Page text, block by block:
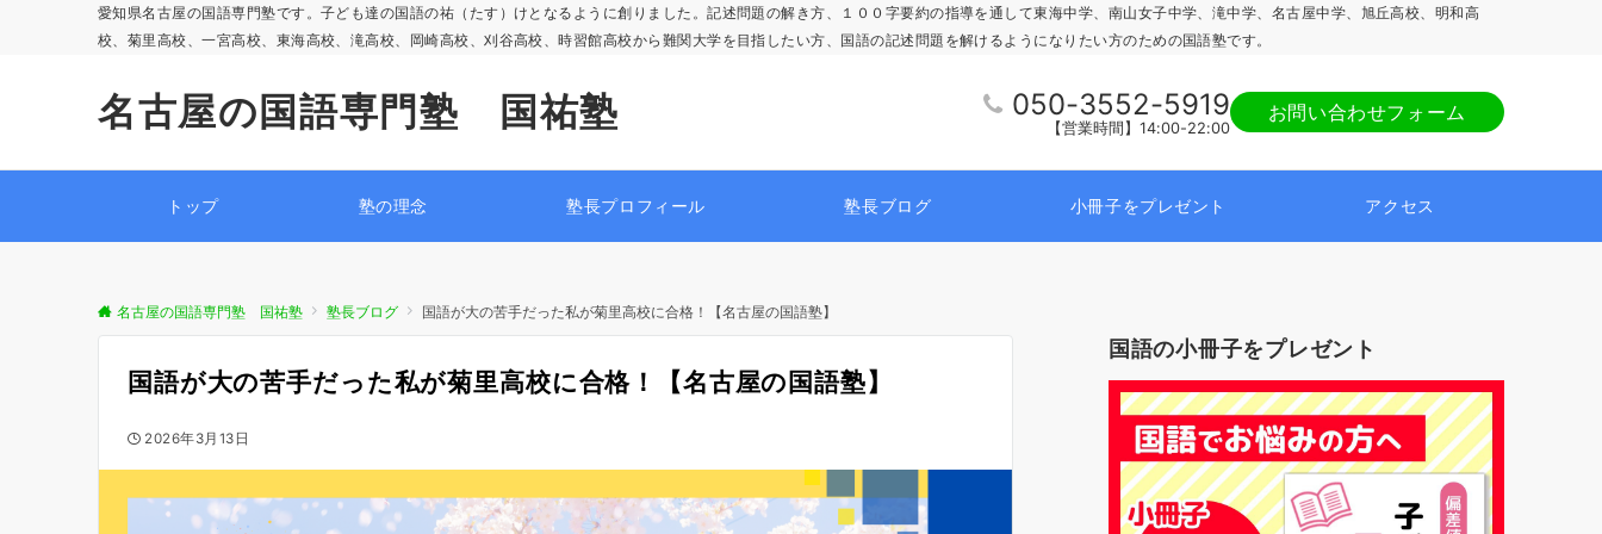
愛知県名古屋の国語専門塾です。子ども達の国語の祐（たす）けとなるように創りました。記述問題の解き方、１００字要約の指導を通して東海中学、南山女子中学、滝中学、名古屋中学、旭丘高校、明和高
校、菊里高校、一宮高校、東海高校、滝高校、岡崎高校、刈谷高校、時習館高校から難関大学を目指したい方、国語の記述問題を解けるようになりたい方のための国語塾です。
名古屋の国語専門塾 国祐塾 050-3552-5919
【営業時間】14:00-22:00
お問い合わせフォーム
トップ 塾の理念 塾長プロフィール 塾長ブログ 小冊子をプレゼント アクセス
名古屋の国語専門塾 国祐塾 塾長ブログ 国語が大の苦手だった私が菊里高校に合格！【名古屋の国語塾】
国語が大の苦手だった私が菊里高校に合格！【名古屋の国語塾】
2026年3月13日
国語の小冊子をプレゼント